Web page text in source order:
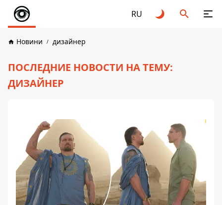
RU
Новини дизайнер
ПОСЛЕДНИЕ НОВОСТИ НА ТЕМУ:
ДИЗАЙНЕР